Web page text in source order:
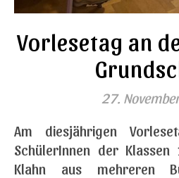
Vorlesetag an
27.
Am diesjährigen Vorlesetag wurde unseren
SchülerInnen der
Klahn aus mehreren